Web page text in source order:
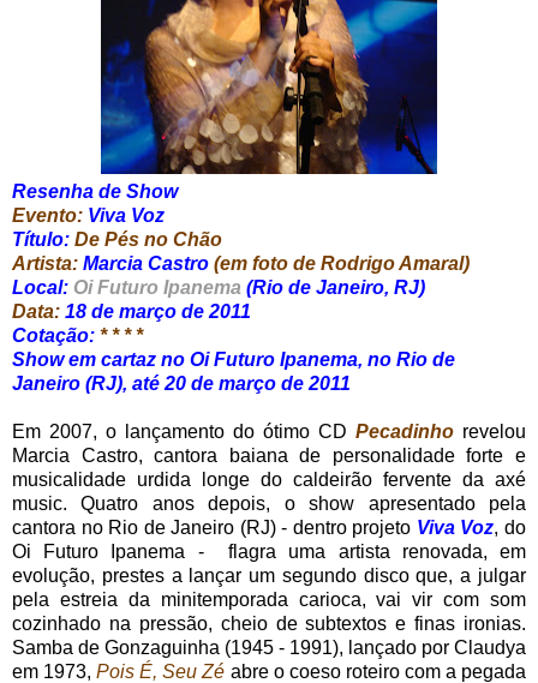
Resenha de Show
Evento: Viva Voz
Título: De Pés no Chão
Artista: Marcia Castro (em foto de Rodrigo Amaral)
Local: Oi Futuro Ipanema (Rio de Janeiro, RJ)
Data: 18 de março de 2011
Cotação: * * * *
Show em cartaz no Oi Futuro Ipanema, no Rio de
Janeiro (RJ), até 20 de março de 2011
Em 2007, o lançamento do ótimo CD Pecadinho revelou
Marcia Castro, cantora baiana de personalidade forte e
musicalidade urdida longe do caldeirão fervente da axé
music. Quatro anos depois, o show apresentado pela
cantora no Rio de Janeiro (RJ) - dentro projeto Viva Voz, do
Oi Futuro Ipanema - flagra uma artista renovada, em
evolução, prestes a lançar um segundo disco que, a julgar
pela estreia da minitemporada carioca, vai vir com som
cozinhado na pressão, cheio de subtextos e finas ironias.
Samba de Gonzaguinha (1945 - 1991), lançado por Claudya
em 1973,Pois É, Seu Zé abre o coeso roteiro com a pegada